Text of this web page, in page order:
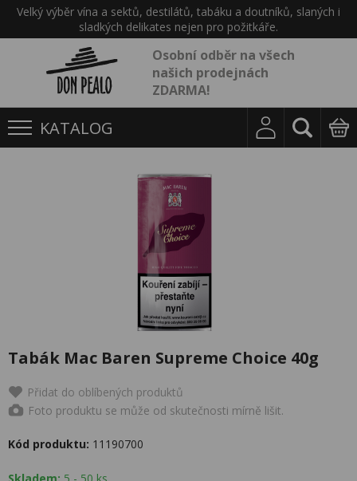
Velký výběr vína a sektů, destilátů, tabáku a doutníků, slaných i
sladkých delikates nejen pro požitkáře.
Osobní odběr na všech
našich prodejnách
ZDARMA!
KATALOG
Tabák Mac Baren Supreme Choice 40g
Přidat do oblíbených produktů
Foto produktu se může od skutečnosti mírně lišit.
Kód produktu: 11190700